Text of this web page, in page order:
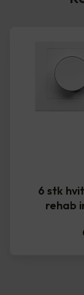
6 stk
rehab